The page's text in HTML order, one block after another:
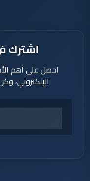
اشترك
احصل على أهم
الإلكتروني،